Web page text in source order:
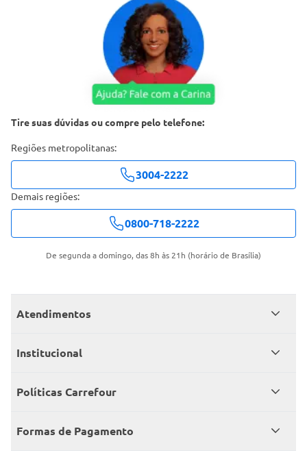
Tire suas dúvidas ou compre pelo telefone:
Regiões metropolitanas:
3004-2222
Demais regiões:
0800-718-2222
De segunda a domingo, das 8h às 21h (horário de Brasília)
Atendimentos
Meus pedidos
Consumidor.gov
Institucional
Grupo Carrefour Brasil
Produtos Carrefour
Políticas Carrefour
Políticas de entregas
Políticas de trocas e devoluções
Formas de Pagamento